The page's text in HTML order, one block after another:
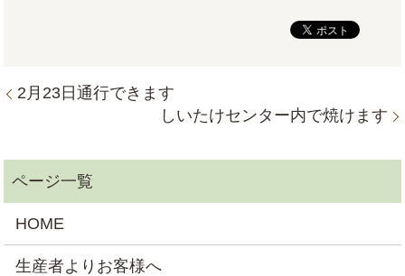
2月23日通行できます
しいたけセンター内で焼けます
HOME
生産者よりお客様へ